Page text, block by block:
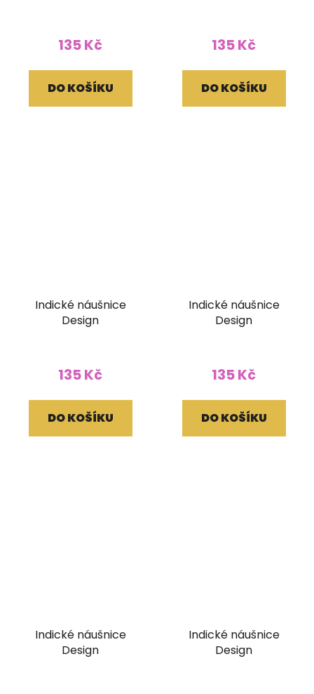
135 Kč
DO KOŠÍKU
135 Kč
DO KOŠÍKU
Indické náušnice
Design
135 Kč
DO KOŠÍKU
Indické náušnice
Design
135 Kč
DO KOŠÍKU
Indické náušnice
Design
Indické náušnice
Design